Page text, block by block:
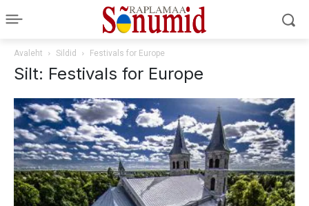
Avaleht Sildid Festivals for Europe
Silt: Festivals for Europe